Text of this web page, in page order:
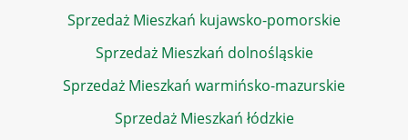
Sprzedaż Mieszkań kujawsko-pomorskie
Sprzedaż Mieszkań dolnośląskie
Sprzedaż Mieszkań warmińsko-mazurskie
Sprzedaż Mieszkań łódzkie